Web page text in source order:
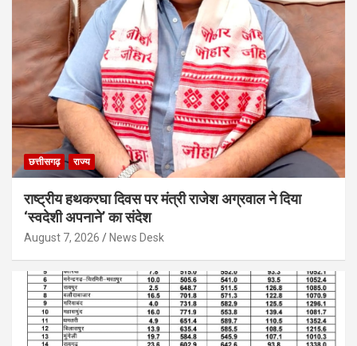
छत्तीसगढ़ राज्य
राष्ट्रीय हथकरघा दिवस पर मंत्री राजेश अग्रवाल ने दिया
‘स्वदेशी अपनाने’ का संदेश
August 7, 2026 News Desk